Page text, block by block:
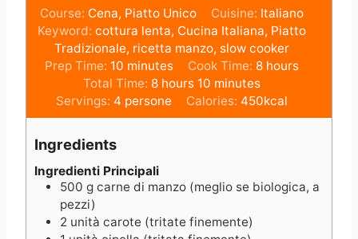
Course: Cena, Piatto Unico Cuisine: Italiano
Keyword: cottura lenta, Cucina Italiana, Piatto
Tradizionale, ricetta manzo, slow cooker
Prep Time: 10m
i
n
u
s
minutes Cook Time: 8h
u
r
hours
Total Time: 8h
o
u
hours 10m
i
n
s
minutes
Servings: 4 persone Calories: 450kcal
Ingredients
Ingredienti Principali
500 g carne di manzo (meglio se biologica, a
pezzi)
2 unità carote (tritate finemente)